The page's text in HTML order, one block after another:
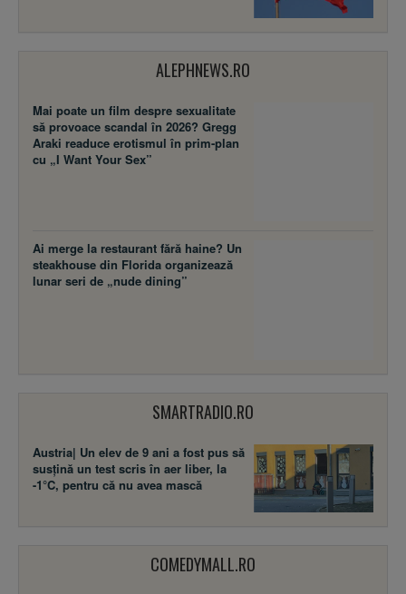
ALEPHNEWS.RO
Mai poate un film despre sexualitate
să provoace scandal în 2026? Gregg
Araki readuce erotismul în prim-plan
cu „I Want Your Sex”
Ai merge la restaurant fără haine? Un
steakhouse din Florida organizează
lunar seri de „nude dining”
SMARTRADIO.RO
Austria| Un elev de 9 ani a fost pus să
susţină un test scris în aer liber, la
-1°C, pentru că nu avea mască
COMEDYMALL.RO